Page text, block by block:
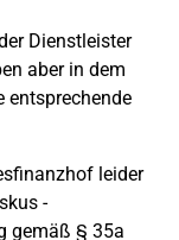
Dienstleister
aber in dem
entsprechende
leider
-
gemäß § 35a